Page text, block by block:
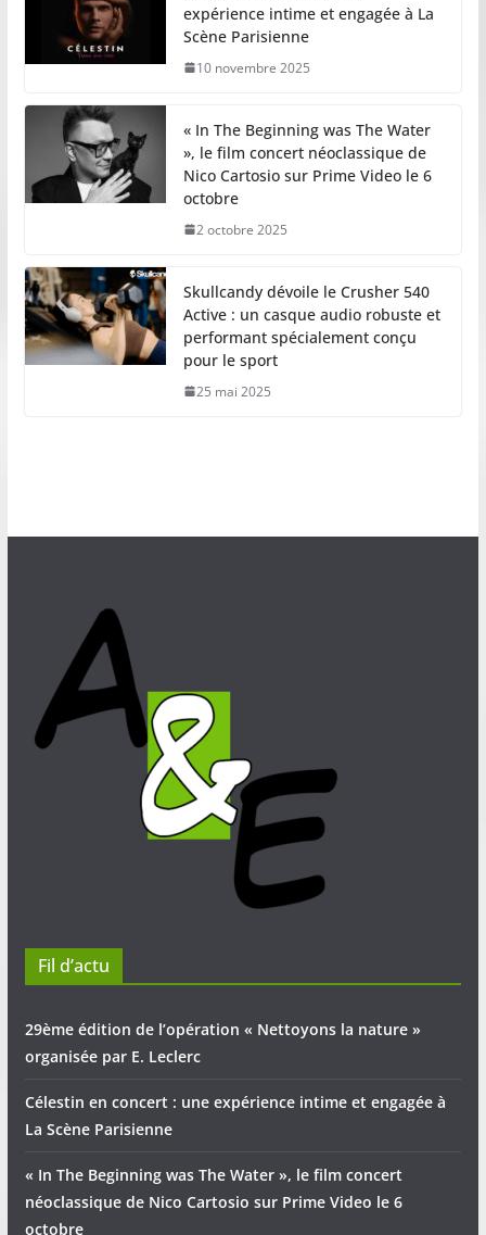
expérience intime et engagée à La
Scène Parisienne
10 novembre 2025
« In The Beginning was The Water
», le film concert néoclassique de
Nico Cartosio sur Prime Video le 6
octobre
2 octobre 2025
Skullcandy dévoile le Crusher 540
Active : un casque audio robuste et
performant spécialement conçu
pour le sport
25 mai 2025
Fil d’actu
29ème édition de l’opération « Nettoyons la nature »
organisée par E. Leclerc
Célestin en concert : une expérience intime et engagée à
La Scène Parisienne
« In The Beginning was The Water », le film concert
néoclassique de Nico Cartosio sur Prime Video le 6
octobre